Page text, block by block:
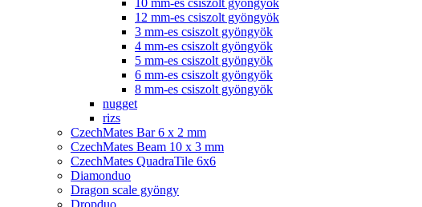
10 mm-es csiszolt gyöngyök
12 mm-es csiszolt gyöngyök
3 mm-es csiszolt gyöngyök
4 mm-es csiszolt gyöngyök
5 mm-es csiszolt gyöngyök
6 mm-es csiszolt gyöngyök
8 mm-es csiszolt gyöngyök
nugget
rizs
CzechMates Bar 6 x 2 mm
CzechMates Beam 10 x 3 mm
CzechMates QuadraTile 6x6
Diamonduo
Dragon scale gyöngy